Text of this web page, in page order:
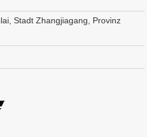
Stadt Zhangjiagang, Provinz